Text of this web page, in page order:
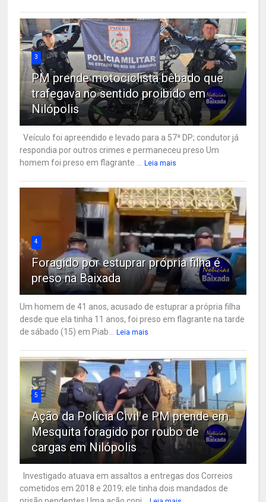
3
PM prende motociclista bêbado que
trafegava no sentido proibido em
Nilópolis
Veículo foi apreendido e levado para a 57ª DP; condutor já
respondia por outros crimes e permaneceu preso Um
homem foi preso em flagrante ...
Leia mais
4
Foragido por estuprar própria filha é
preso na Baixada
Um homem de 41 anos, acusado de estuprar a própria filha
desde que ela tinha 11 anos, foi preso em flagrante na tarde
de sábado (15) em Piab...
Leia mais
5
Ação da Polícia Civil e PM prende em
Mesquita foragido por roubo de
cargas em Nilópolis
Investigado atuava em assaltos a entregas dos Correios
cometidos em 2018 e 2019; ele tinha dois mandados de